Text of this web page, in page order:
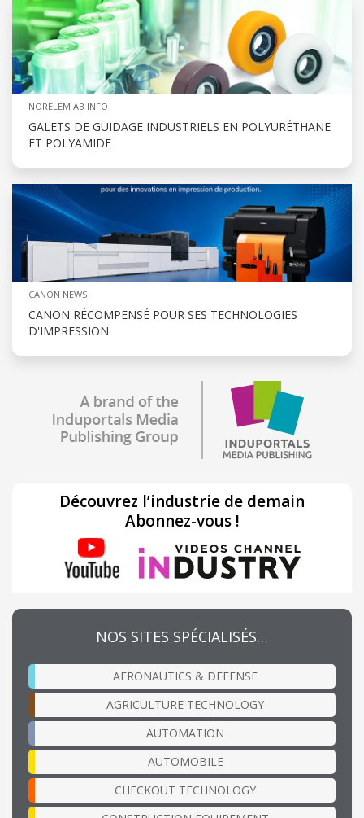
NORELEM AB INFO
GALETS DE GUIDAGE INDUSTRIELS EN POLYURÉTHANE
ET POLYAMIDE
CANON NEWS
CANON RÉCOMPENSÉ POUR SES TECHNOLOGIES
D'IMPRESSION
Découvrez l’industrie de demain
Abonnez-vous !
NOS SITES SPÉCIALISÉS…
AERONAUTICS & DEFENSE
AGRICULTURE TECHNOLOGY
AUTOMATION
AUTOMOBILE
CHECKOUT TECHNOLOGY